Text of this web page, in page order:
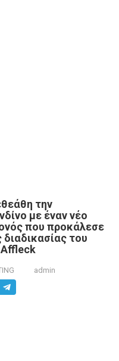
την
με έναν νέο
που προκάλεσε
του
Affleck
admin